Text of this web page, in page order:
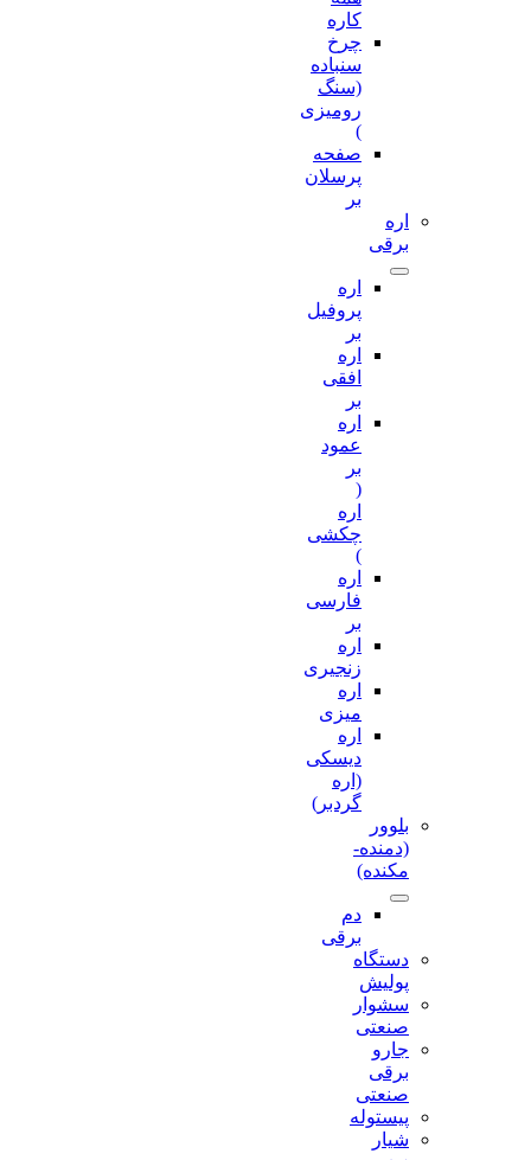
چرخ
سنباده
رومیزی
صفحه
پرسلان
پروفیل
چکشی
فارسی
زنجیری
دیسکی
گردبر)
بلوور
(دمنده-
مکنده)
دستگاه
پولیش
سشوار
صنعتی
جارو
صنعتی
پیستوله
شیار